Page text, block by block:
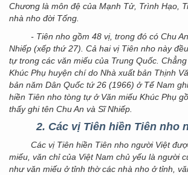
Chương là môn đệ của Mạnh Tử, Trình Hạo,
nhà nho đời Tống.
- Tiên nho gồm 48 vị, trong đó có Chu An
Nhiếp (xếp thứ 27). Cả hai vị Tiên nho này
tự trong các văn miếu của Trung Quốc.
Khúc Phụ huyện chí do Nhà xuất bản Thịnh
bản năm Dân Quốc tứ 26 (1966) ở Tế Nam
hiền Tiên nho tòng tự ở Văn miếu Khúc Phụ
thấy ghi tên Chu An và Sĩ Nhiếp.
2. Các vị Tiên hiền Tiên nho
Các vị Tiên hiền Tiên nho người Việt
miếu, văn chỉ của Việt Nam chủ yếu là người
như văn miếu ở tỉnh thờ các nhà nho ở tỉnh,